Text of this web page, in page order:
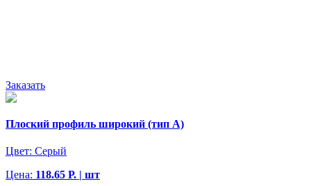
Заказать
Плоский профиль широкий (тип А)
Цвет: Серый
Цена: 118.65 Р. | шт